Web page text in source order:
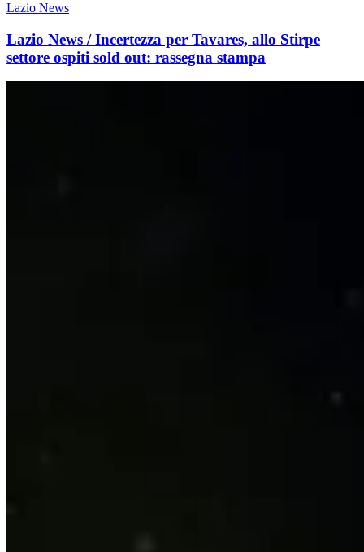
Lazio News
Lazio News / Incertezza per Tavares, allo Stirpe
settore ospiti sold out: rassegna stampa